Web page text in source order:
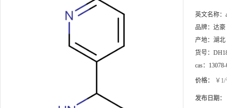
英文名称：
品牌： 达豪
产地： 湖北
货号：
cas：
价格： ￥
发布日期：